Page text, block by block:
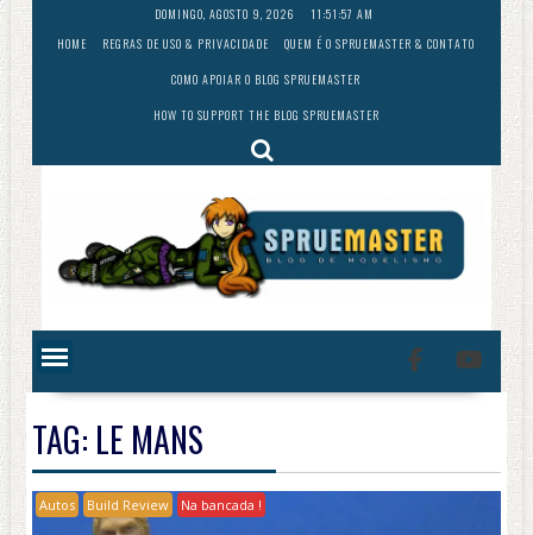
Skip
to
content
DOMINGO, AGOSTO 9, 2026
11:51:58 AM
HOME
REGRAS DE USO & PRIVACIDADE
QUEM É O SPRUEMASTER & CONTATO
COMO APOIAR O BLOG SPRUEMASTER
HOW TO SUPPORT THE BLOG SPRUEMASTER
TAG: LE MANS
Autos Build Review Na bancada !